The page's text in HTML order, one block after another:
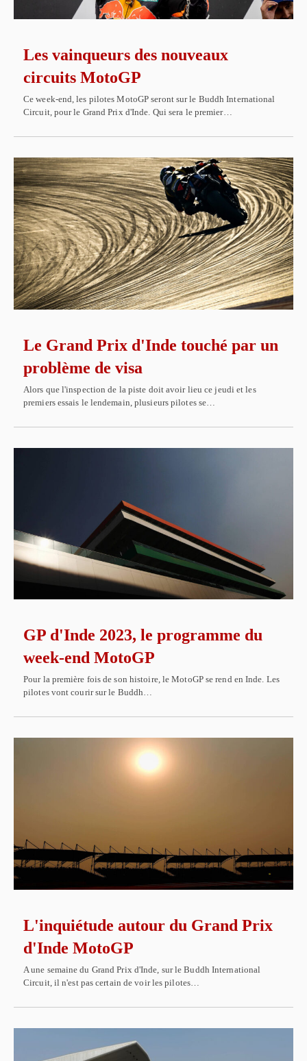
Les vainqueurs des nouveaux
circuits MotoGP
Ce week-end, les pilotes MotoGP seront sur le Buddh International
Circuit, pour le Grand Prix d'Inde. Qui sera le premier…
Le Grand Prix d'Inde touché par un
problème de visa
Alors que l'inspection de la piste doit avoir lieu ce jeudi et les
premiers essais le lendemain, plusieurs pilotes se…
GP d'Inde 2023, le programme du
week-end MotoGP
Pour la première fois de son histoire, le MotoGP se rend en Inde. Les
pilotes vont courir sur le Buddh…
L'inquiétude autour du Grand Prix
d'Inde MotoGP
A une semaine du Grand Prix d'Inde, sur le Buddh International
Circuit, il n'est pas certain de voir les pilotes…